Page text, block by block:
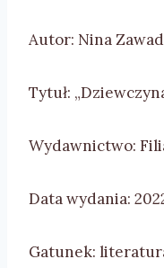
Autor: Nina
Tytuł:
Wydawnictwo:
Data wydania:
Gatunek: